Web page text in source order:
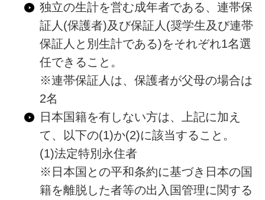
独立の生計を営む成年者である、連帯保
証人(保護者)及び保証人(奨学生及び連帯
保証人と別生計である)をそれぞれ1名選
任できること。
※連帯保証人は、保護者が父母の場合は
2名
日本国籍を有しない方は、上記に加え
て、以下の(1)か(2)に該当すること。
(1)法定特別永住者
※日本国との平和条約に基づき日本の国
籍を離脱した者等の出入国管理に関する